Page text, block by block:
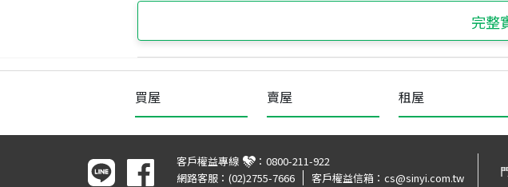
完整
買屋 賣屋 租屋
客戶權益專線 ： 0800-211-922
網路客服： (02)2755-7666 客戶權益信箱： cs@sinyi.com.tw